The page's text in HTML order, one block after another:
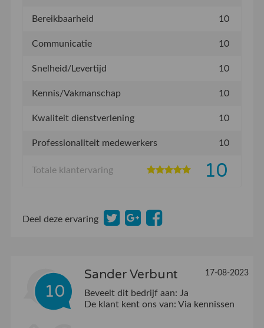
Bereikbaarheid 10
Communicatie 10
Snelheid/Levertijd 10
Kennis/Vakmanschap 10
Kwaliteit dienstverlening 10
Professionaliteit medewerkers 10
Totale klantervaring 10
Deel deze ervaring
10
Sander Verbunt 17-08-2023
Beveelt dit bedrijf aan: Ja
De klant kent ons van: Via kennissen